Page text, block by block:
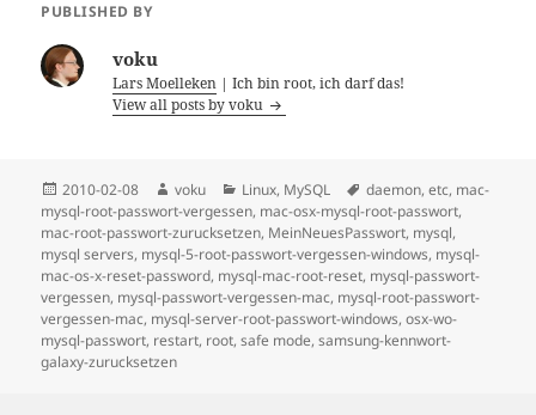
PUBLISHED BY
voku
Lars Moelleken | Ich bin root, ich darf das!
View all posts by voku
Posted
on
2010-02-08 Author
voku Categories
Linux, MySQL Tags
daemon,etc, mac-
mysql-root-passwort-vergessen, mac-osx-mysql-root-passwort,
mac-root-passwort-zurucksetzen, MeinNeuesPasswort, mysql,
mysql servers, mysql-5-root-passwort-vergessen-windows, mysql-
mac-os-x-reset-password, mysql-mac-root-reset, mysql-passwort-
vergessen, mysql-passwort-vergessen-mac, mysql-root-passwort-
vergessen-mac, mysql-server-root-passwort-windows,osx-wo-
mysql-passwort, restart, root,safe mode,samsung-kennwort-
galaxy-zurucksetzen